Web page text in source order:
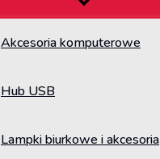
Akcesoria komputerowe
Hub USB
Lampki biurkowe i akcesoria